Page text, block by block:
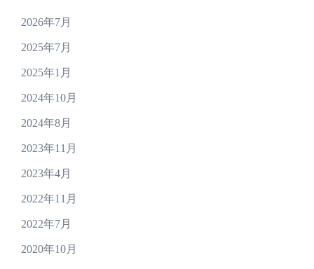
2026年7月
2025年7月
2025年1月
2024年10月
2024年8月
2023年11月
2023年4月
2022年11月
2022年7月
2020年10月